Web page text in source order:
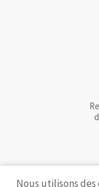
Nous utilisons